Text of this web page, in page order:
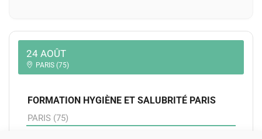
24 AOÛT
PARIS (75)
FORMATION HYGIÈNE ET SALUBRITÉ PARIS
PARIS (75)